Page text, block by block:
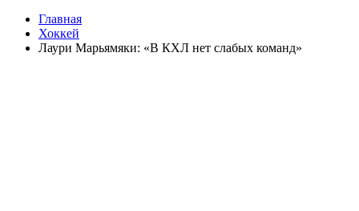
Главная
Хоккей
Лаури Марьямяки: «В КХЛ нет слабых команд»